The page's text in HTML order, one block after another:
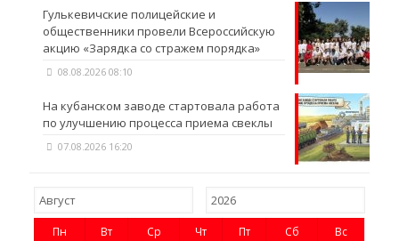
Гулькевичские полицейские и
общественники провели Всероссийскую
акцию «Зарядка со стражем порядка»
08.08.2026 08:10
На кубанском заводе стартовала работа
по улучшению процесса приема свеклы
07.08.2026 16:20
Пн Вт Ср Чт Пт Сб Вс